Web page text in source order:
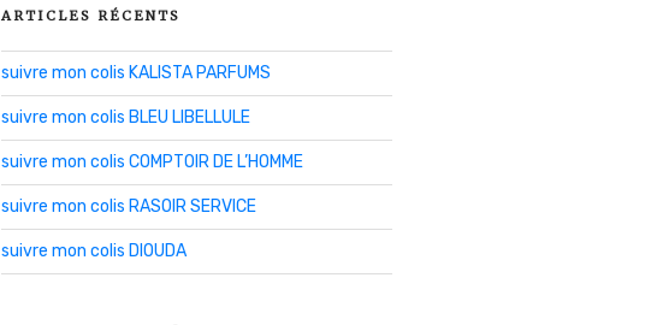
ARTICLES RÉCENTS
suivre mon colis KALISTA PARFUMS
suivre mon colis BLEU LIBELLULE
suivre mon colis COMPTOIR DE L’HOMME
suivre mon colis RASOIR SERVICE
suivre mon colis DIOUDA